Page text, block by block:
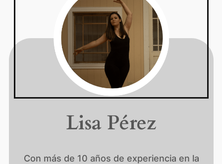
Lisa Pérez
Con más de 10 años de experiencia en la